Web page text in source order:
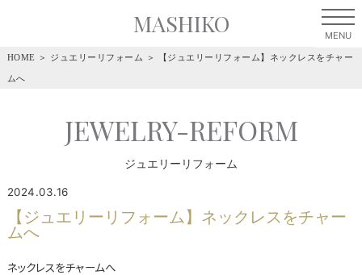
MASHIKO
HOME ＞ ジュエリーリフォーム ＞ 【ジュエリーリフォーム】ネックレスをチャー
ムへ
JEWELRY-REFORM
ジュエリーリフォーム
2024.03.16
【ジュエリーリフォーム】ネックレスをチャー
ムへ
ネックレスをチャームへ